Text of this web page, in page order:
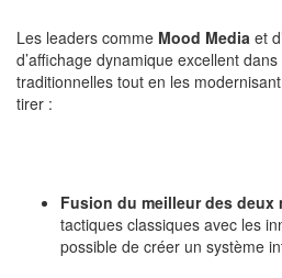
Les leaders comme Mood Media et
d’affichage dynamique excellent
traditionnelles tout en les
tirer :
Fusion du meilleur des deux
tactiques classiques avec les
possible de créer un système